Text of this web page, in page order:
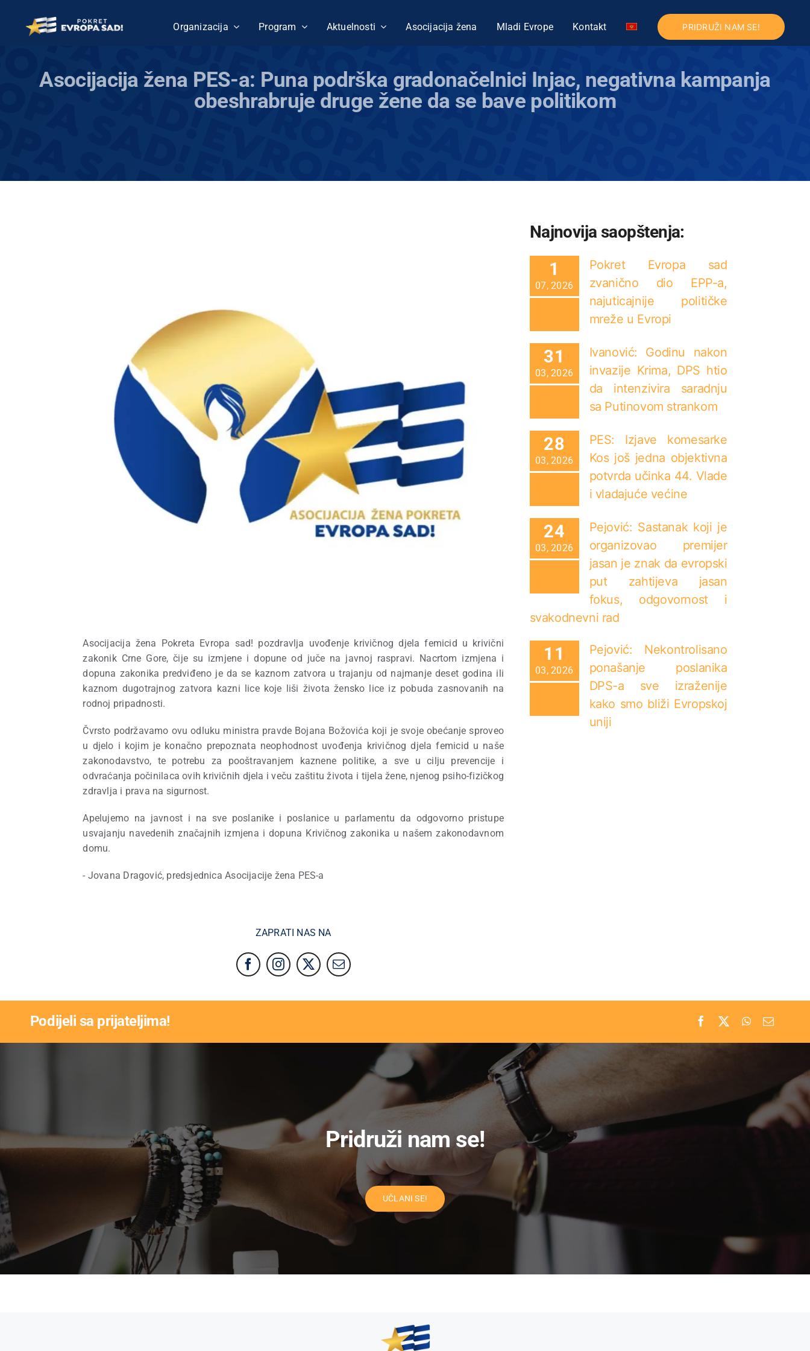
content
Organizacija Program Aktuelnosti Asocijacija žena Mladi Evrope Kontakt PRIDRUŽI NAM SE!
Asocijacija žena PES-a: Puna podrška gradonačelnici Injac, negativna kampanja
obeshrabruje druge žene da se bave politikom
Asocijacija žena Pokreta Evropa sad! pozdravlja uvođenje krivičnog djela femicid u krivični
zakonik Crne Gore, čije su izmjene i dopune od juče na javnoj raspravi. Nacrtom izmjena i
dopuna zakonika predviđeno je da se kaznom zatvora u trajanju od najmanje deset godina ili
kaznom dugotrajnog zatvora kazni lice koje liši života žensko lice iz pobuda zasnovanih na
rodnoj pripadnosti.
Čvrsto podržavamo ovu odluku ministra pravde Bojana Božovića koji je svoje obećanje sproveo
u djelo i kojim je konačno prepoznata neophodnost uvođenja krivičnog djela femicid u naše
zakonodavstvo, te potrebu za pooštravanjem kaznene politike, a sve u cilju prevencije i
odvraćanja počinilaca ovih krivičnih djela i veču zaštitu života i tijela žene, njenog psiho-fizičkog
zdravlja i prava na sigurnost.
Apelujemo na javnost i na sve poslanike i poslanice u parlamentu da odgovorno pristupe
usvajanju navedenih značajnih izmjena i dopuna Krivičnog zakonika u našem zakonodavnom
domu.
- Jovana Dragović, predsjednica Asocijacije žena PES-a
Najnovija saopštenja:
1
07, 2026
Pokret Evropa sad
zvanično dio EPP-a,
najuticajnije političke
mreže u Evropi
31
03, 2026
Ivanović: Godinu nakon
invazije Krima, DPS htio
da intenzivira saradnju
sa Putinovom strankom
28
03, 2026
PES: Izjave komesarke
Kos još jedna objektivna
potvrda učinka 44. Vlade
i vladajuće većine
24
03, 2026
Pejović: Sastanak koji je
organizovao premijer
jasan je znak da evropski
put zahtijeva jasan
fokus, odgovornost i
svakodnevni rad
11
03, 2026
Pejović: Nekontrolisano
ponašanje poslanika
DPS-a sve izraženije
kako smo bliži Evropskoj
uniji
ZAPRATI NAS NA
Podijeli sa prijateljima!
Pridruži nam se!
UČLANI SE!